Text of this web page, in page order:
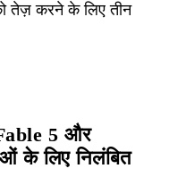
तेज़ करने के लिए तीन
5 और
के लिए निलंबित